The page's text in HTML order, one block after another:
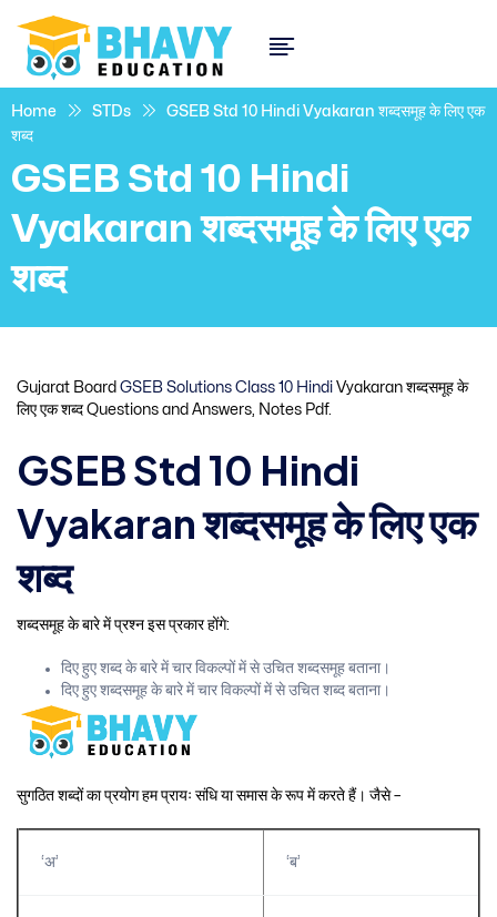
Home STDs
GSEB Std 10 Hindi Vyakaran शब्दसमूह के लिए एक
शब्द
GSEB Std 10 Hindi
Vyakaran शब्दसमूह के लिए एक
शब्द
Gujarat Board GSEB Solutions Class 10 Hindi Vyakaran शब्दसमूह के
लिए एक शब्द Questions and Answers, Notes Pdf.
GSEB Std 10 Hindi
Vyakaran शब्दसमूह के लिए एक
शब्द
शब्दसमूह के बारे में प्रश्न इस प्रकार होंगे:
दिए हुए शब्द के बारे में चार विकल्पों में से उचित शब्दसमूह बताना।
दिए हुए शब्दसमूह के बारे में चार विकल्पों में से उचित शब्द बताना।
सुगठित शब्दों का प्रयोग हम प्रायः संधि या समास के रूप में करते हैं। जैसे –
‘अ’ ‘ब’